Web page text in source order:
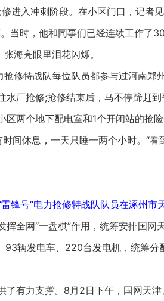
入冲刺阶段。在小区门口，记者见
当时，他和同事们已经连续工作了
海亮眼里泪花闪烁。
特战队每位队员都参与过河南郑
水厂抢修;抢修结束后，马不停蹄赶
区两个地下配电室和1个开闭站的抢
间休息，一天只睡一两个小时。“
锋号”电力抢修特战队队员在涿州市
全网“一盘棋”作用，统筹安排国网
辆发电车、220台发电机，统筹分
有力支撑。8月2日下午，国网天津